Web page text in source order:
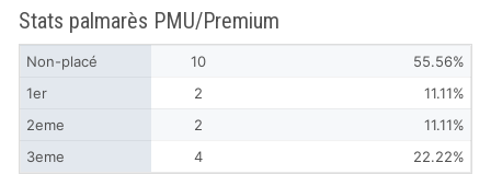
Stats palmarès PMU/Premium
Non-placé 10
55.56%
1er
2
11.11%
2eme
2
11.11%
3eme
4 22.22%